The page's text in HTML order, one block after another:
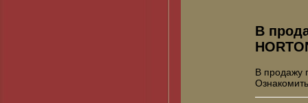
В
В продажу